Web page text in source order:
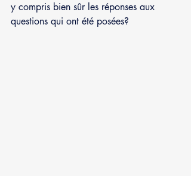
y compris bien sûr les réponses aux
questions qui ont été posées?